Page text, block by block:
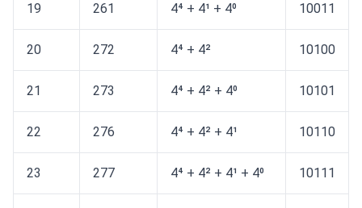
19 261 4⁴ + 4¹ + 4⁰ 10011
20 272 4⁴ + 4² 10100
21 273 4⁴ + 4² + 4⁰ 10101
22 276 4⁴ + 4² + 4¹ 10110
23 277 4⁴ + 4² + 4¹ + 4⁰ 10111